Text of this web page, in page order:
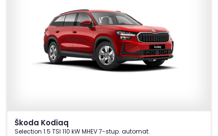
Škoda Kodiaq
Selection 1.5 TSI 110 kW MHEV 7-stup. automat.